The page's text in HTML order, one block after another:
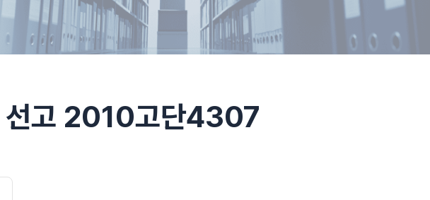
선고 2010고단4307